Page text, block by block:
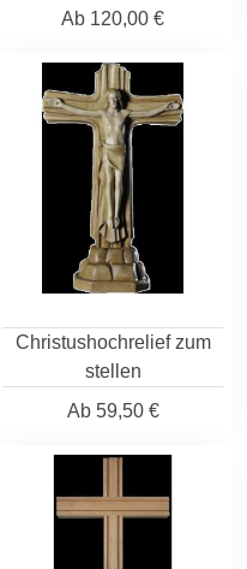
Ab 120,00 €
Christushochrelief zum
stellen
Ab59,50 €